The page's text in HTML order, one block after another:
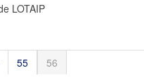
LOTAIP
55 56